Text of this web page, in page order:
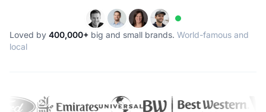
Loved by 400,000+ big and small brands. World-famous and
local